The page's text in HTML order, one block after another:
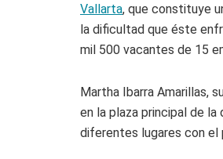
Vallarta, que constituye
la dificultad que éste
mil 500 vacantes de 15
Martha Ibarra Amarillas,
en la plaza principal de
diferentes lugares con el